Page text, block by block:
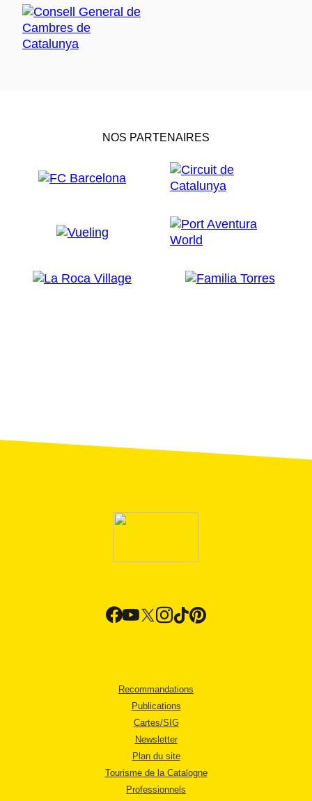
NOS PARTENAIRES
Recommandations
Publications
Cartes/SIG
Newsletter
Plan du site
Tourisme de la Catalogne
Professionnels